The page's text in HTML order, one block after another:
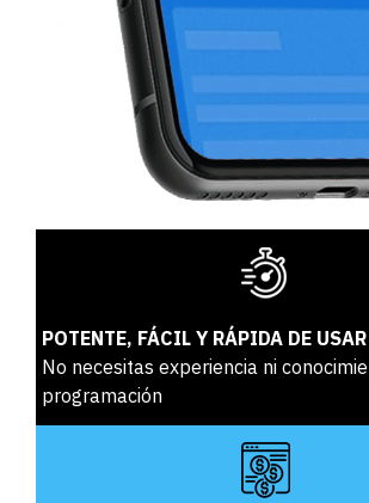
POTENTE, FÁCIL Y RÁPIDA DE USAR
No necesitas experiencia ni
programación